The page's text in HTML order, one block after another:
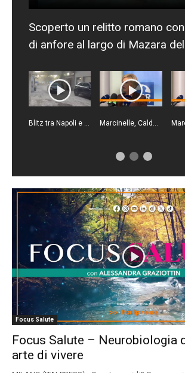
Scoperto un relitto romano
di anfore al largo di Mazara
Focus Salute
Focus Salute – Neurobiologia
arte di vivere